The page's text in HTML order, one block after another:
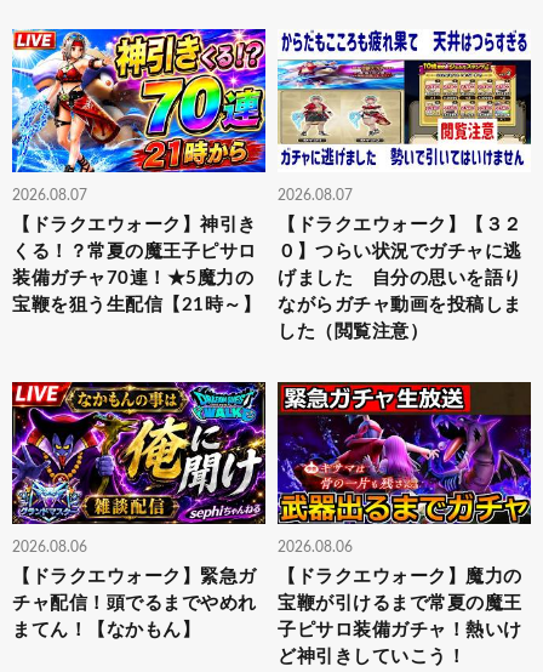
2026.08.07
【ドラクエウォーク】神引き
くる！？常夏の魔王子ピサロ
装備ガチャ70連！★5魔力の
宝鞭を狙う生配信【21時～】
2026.08.07
【ドラクエウォーク】【３２
０】つらい状況でガチャに逃
げました 自分の思いを語り
ながらガチャ動画を投稿しま
した（閲覧注意）
2026.08.06
【ドラクエウォーク】緊急ガ
チャ配信！頭でるまでやめれ
まてん！【なかもん】
2026.08.06
【ドラクエウォーク】魔力の
宝鞭が引けるまで常夏の魔王
子ピサロ装備ガチャ！熱いけ
ど神引きしていこう！